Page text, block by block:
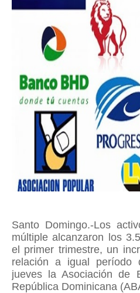
Santo Domingo.-Los
múltiple alcanzaron los
el primer trimestre, un
relación a igual período
jueves la Asociación de
República Dominicana